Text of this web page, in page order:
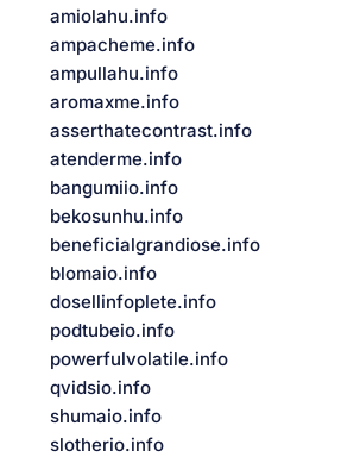
amiolahu.info
ampacheme.info
ampullahu.info
aromaxme.info
asserthatecontrast.info
atenderme.info
bangumiio.info
bekosunhu.info
beneficialgrandiose.info
blomaio.info
dosellinfoplete.info
podtubeio.info
powerfulvolatile.info
qvidsio.info
shumaio.info
slotherio.info